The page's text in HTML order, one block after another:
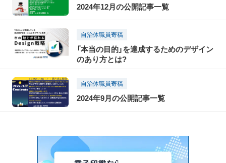
2024年12月の公開記事一覧
自治体職員寄稿
「本当の目的」を達成するためのデザイン
のあり方とは?
自治体職員寄稿
2024年9月の公開記事一覧